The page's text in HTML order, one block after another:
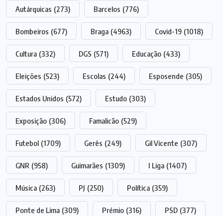
Autárquicas (273) Barcelos (776)
Bombeiros (677) Braga (4963) Covid-19 (1018)
Cultura (332) DGS (571) Educação (433)
Eleições (523) Escolas (244) Esposende (305)
Estados Unidos (572) Estudo (303)
Exposição (306) Famalicão (529)
Futebol (1709) Gerês (249) Gil Vicente (307)
GNR (958) Guimarães (1309) I Liga (1407)
Música (263) PJ (250) Política (359)
Ponte de Lima (309) Prémio (316) PSD (377)